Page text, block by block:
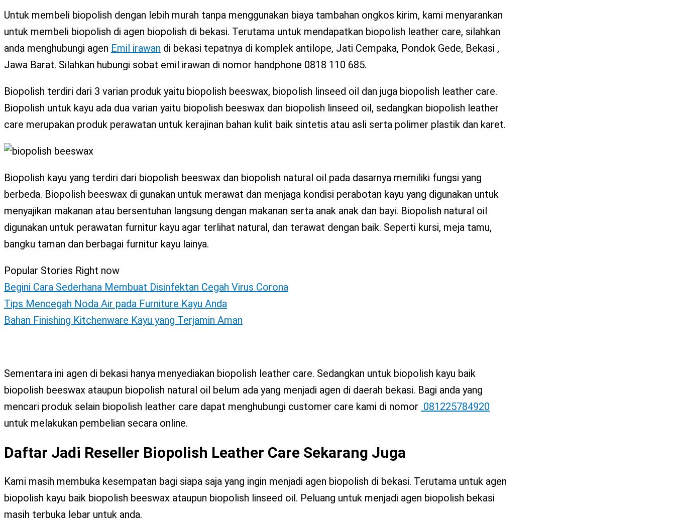
Untuk membeli biopolish dengan lebih murah tanpa menggunakan biaya tambahan ongkos kirim, kami menyarankan
untuk membeli biopolish di agen biopolish di bekasi. Terutama untuk mendapatkan biopolish leather care, silahkan
anda menghubungi agen Emil irawan di bekasi tepatnya di komplek antilope, Jati Cempaka, Pondok Gede, Bekasi ,
Jawa Barat. Silahkan hubungi sobat emil irawan di nomor handphone 0818 110 685.
Biopolish terdiri dari 3 varian produk yaitu biopolish beeswax, biopolish linseed oil dan juga biopolish leather care.
Biopolish untuk kayu ada dua varian yaitu biopolish beeswax dan biopolish linseed oil, sedangkan biopolish leather
care merupakan produk perawatan untuk kerajinan bahan kulit baik sintetis atau asli serta polimer plastik dan karet.
Biopolish kayu yang terdiri dari biopolish beeswax dan biopolish natural oil pada dasarnya memiliki fungsi yang
berbeda. Biopolish beeswax di gunakan untuk merawat dan menjaga kondisi perabotan kayu yang digunakan untuk
menyajikan makanan atau bersentuhan langsung dengan makanan serta anak anak dan bayi. Biopolish natural oil
digunakan untuk perawatan furnitur kayu agar terlihat natural, dan terawat dengan baik. Seperti kursi, meja tamu,
bangku taman dan berbagai furnitur kayu lainya.
Popular Stories Right now
Begini Cara Sederhana Membuat Disinfektan Cegah Virus Corona
Tips Mencegah Noda Air pada Furniture Kayu Anda
Bahan Finishing Kitchenware Kayu yang Terjamin Aman
Sementara ini agen di bekasi hanya menyediakan biopolish leather care. Sedangkan untuk biopolish kayu baik
biopolish beeswax ataupun biopolish natural oil belum ada yang menjadi agen di daerah bekasi. Bagi anda yang
mencari produk selain biopolish leather care dapat menghubungi customer care kami di nomor 081225784920
untuk melakukan pembelian secara online.
Daftar Jadi Reseller Biopolish Leather Care Sekarang Juga
Kami masih membuka kesempatan bagi siapa saja yang ingin menjadi agen biopolish di bekasi. Terutama untuk agen
biopolish kayu baik biopolish beeswax ataupun biopolish linseed oil. Peluang untuk menjadi agen biopolish bekasi
masih terbuka lebar untuk anda.